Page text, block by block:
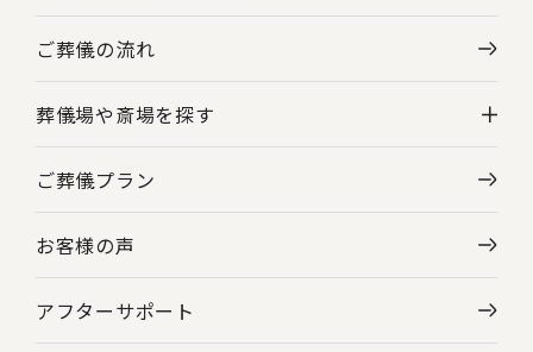
ご葬儀の流れ
葬儀場や斎場を探す
神奈川県の葬儀場・斎場一覧
東京都の葬儀場・斎場一覧
ご葬儀プラン
お客様の声
アフターサポート